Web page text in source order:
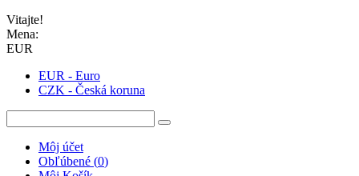
Vitajte!
Mena:
EUR
EUR - Euro
CZK - Česká koruna
Môj účet
Obľúbené (0)